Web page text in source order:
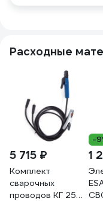
Расходные
5 715 ₽
Комплект
сварочных
проводов КГ 25
-
1